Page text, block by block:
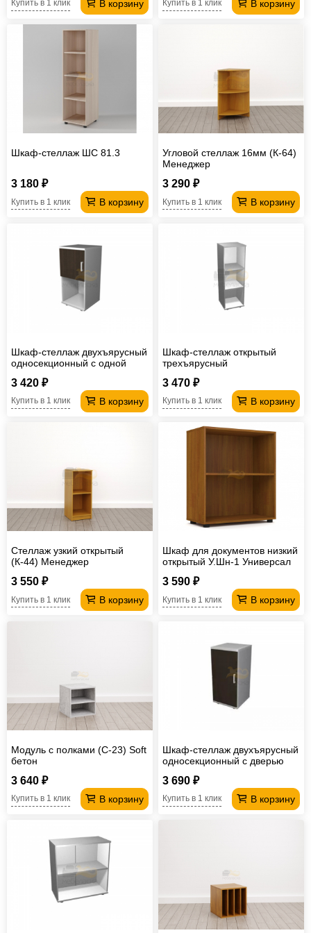
В корзину
Купить в 1 клик В корзину
Купить в 1 клик
Шкаф-стеллаж ШС 81.3
3 180 ₽
В корзину
Купить в 1 клик
Угловой стеллаж 16мм (К-64)
Менеджер
3 290 ₽
В корзину
Купить в 1 клик
Шкаф-стеллаж двухъярусный
односекционный с одной
3 420 ₽
В корзину
Купить в 1 клик
Шкаф-стеллаж открытый
трехъярусный
3 470 ₽
В корзину
Купить в 1 клик
Стеллаж узкий открытый
(К-44) Менеджер
3 550 ₽
В корзину
Купить в 1 клик
Шкаф для документов низкий
открытый У.Шн-1 Универсал
3 590 ₽
В корзину
Купить в 1 клик
Модуль с полками (С-23) Soft
бетон
3 640 ₽
В корзину
Купить в 1 клик
Шкаф-стеллаж двухъярусный
односекционный с дверью
3 690 ₽
В корзину
Купить в 1 клик